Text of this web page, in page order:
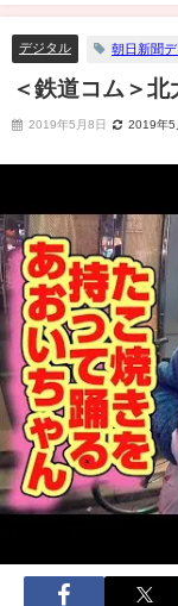
デジタル 朝日新聞
＜鉄道コム＞
2019年5月8日 2019年5